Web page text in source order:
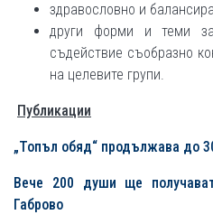
здравословно и
други форми и теми
съдействие съобразно
на целевите групи.
Публикации
„Топъл обяд“ продължава до
Вече 200 души ще
Габрово